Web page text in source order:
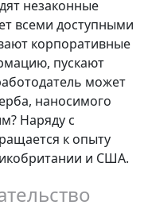
незаконные
всеми доступными
корпоративные
пускают
может
наносимого
Наряду с
к опыту
и США.